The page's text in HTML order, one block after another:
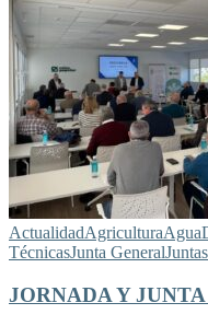
ActualidadAgriculturaAgua
TécnicasJunta General
JORNADA Y